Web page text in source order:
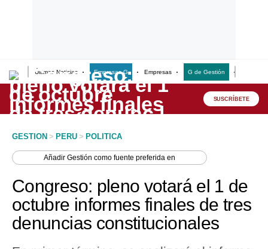
Últimas Noticias Empresas G Empresas G de Gestión
Lo último
Peru Quiosco
Economía
Mercados
SUSCRÍBETE
GESTION > PERU > POLITICA
AñadirGestión como fuente preferida en
Congreso: pleno votará el 1 de
octubre informes finales de tres
denuncias constitucionales